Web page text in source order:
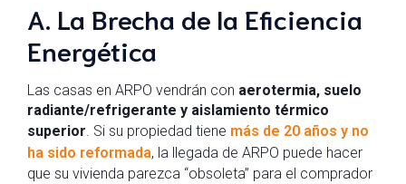
A. La Brecha de la Eficiencia
Energética
Las casas en ARPO vendrán con aerotermia, suelo
radiante/refrigerante y aislamiento térmico
superior. Si su propiedad tiene más de 20 años y no
ha sido reformada, la llegada de ARPO puede hacer
que su vivienda parezca “obsoleta” para el comprador